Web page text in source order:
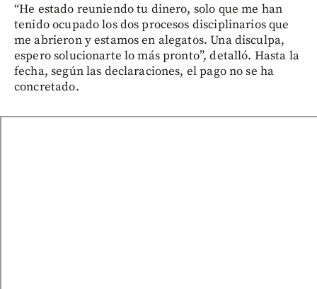
“He estado reuniendo tu dinero, solo que me han
tenido ocupado los dos procesos disciplinarios que
me abrieron y estamos en alegatos. Una disculpa,
espero solucionarte lo más pronto”, detalló. Hasta la
fecha, según las declaraciones, el pago no se ha
concretado.